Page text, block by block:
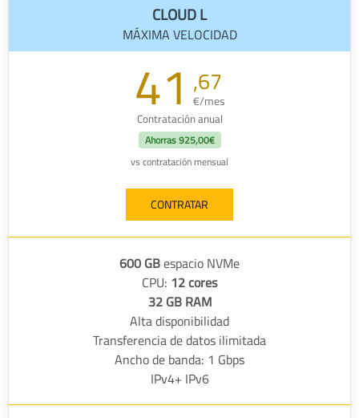
CLOUD L
MÁXIMA VELOCIDAD
41 ,67
€/mes
Contratación anual
Ahorras925,00€
vs contratación mensual
CONTRATAR
600 GBespacio NVMe
CPU: 12 cores
32 GB RAM
Alta disponibilidad
Transferencia de datos ilimitada
Ancho de banda: 1 Gbps
IPv4+ IPv6